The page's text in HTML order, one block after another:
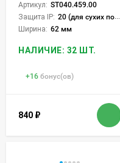
Артикул: ST040.459.00
Защита IP: 20 (для сухих пом.)
Ширина: 62 мм
НАЛИЧИЕ: 32 ШТ.
+16 бонус(ов)
840 ₽